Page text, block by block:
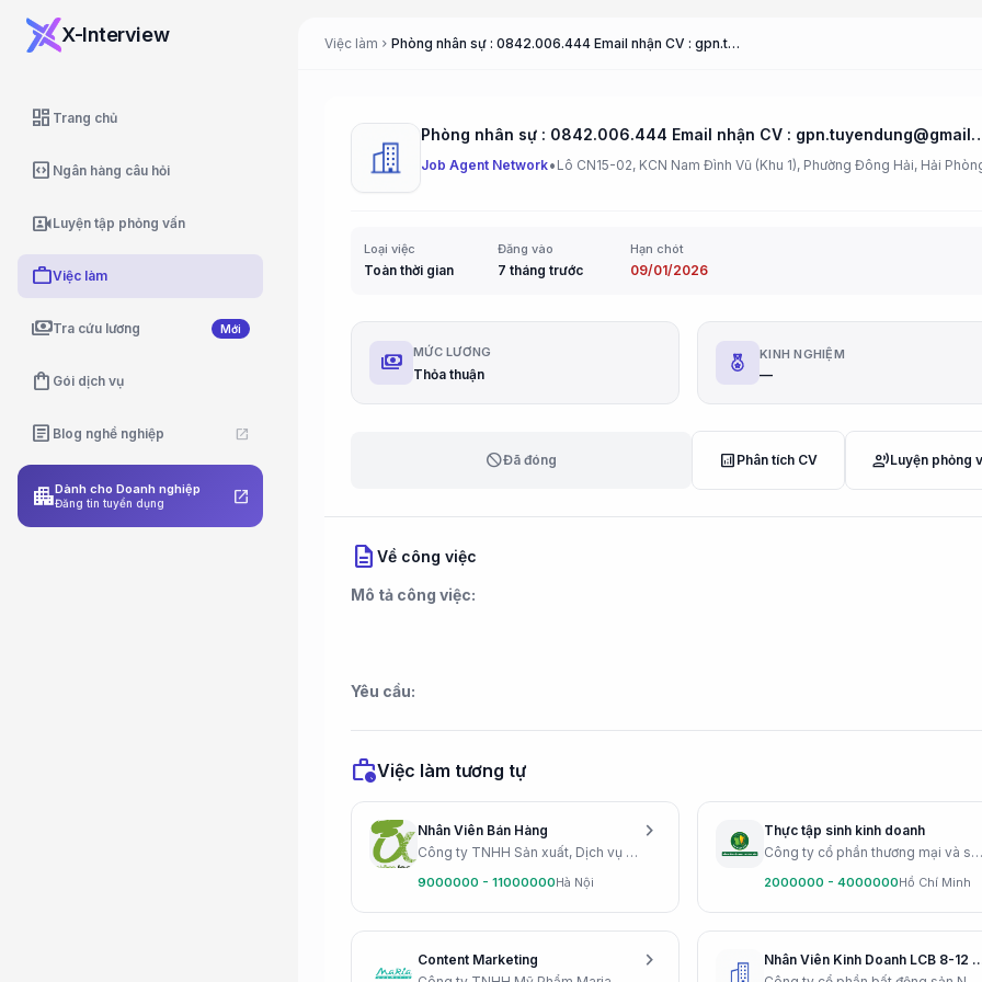
X-Interview
dashboard Trang chủ
code_blocks Ngân hàng câu hỏi
video_camera_frontLuyện tập phỏng vấn
workViệc làm
paymentsTra cứu lương Mới
shopping_bag Gói dịch vụ
article Blog nghề nghiệp open_in_new
apartmentDành cho Doanh nghiệp
Đăng tin tuyển dụng open_in_new
Việc làm chevron_right Phòng nhân sự : 0842.006.444 Email nhận CV : gpn.tuyendung@gmail.com CÔNG TY TNHH GPN A
Phòng nhân sự : 0842.006.444 Email nhận CV :
Job Agent Network• Lô CN15-02, KCN Nam Đình Vũ (Khu 1), Phường Đông Hải, Hải
Loại việc
Toàn thời gian
Đăng vào
7 tháng trước
Hạn chót
09/01/2026
payments MỨC LƯƠNG
Thỏa thuận
KINH NGHIỆM
—
blockĐã đóng analytics Phân tích CV record_voice_overLuyện phỏng
description Về công việc
Mô tả công việc:
Yêu cầu:
work_historyViệc làm tương tự
Nhân Viên Bán Hàng
Công ty TNHH Sản xuất, Dịch vụ và Thương mại An Tâm
9000000 - 11000000Hà Nội
chevron_right
Thực tập sinh kinh doanh
Công ty cổ phần thương mại và sản xuất Bao Bì Ánh Sáng
2000000 - 4000000Hồ Chí Minh
Content Marketing
chevron_right
Nhân Viên Kinh Doanh LCB 8-12 Tr